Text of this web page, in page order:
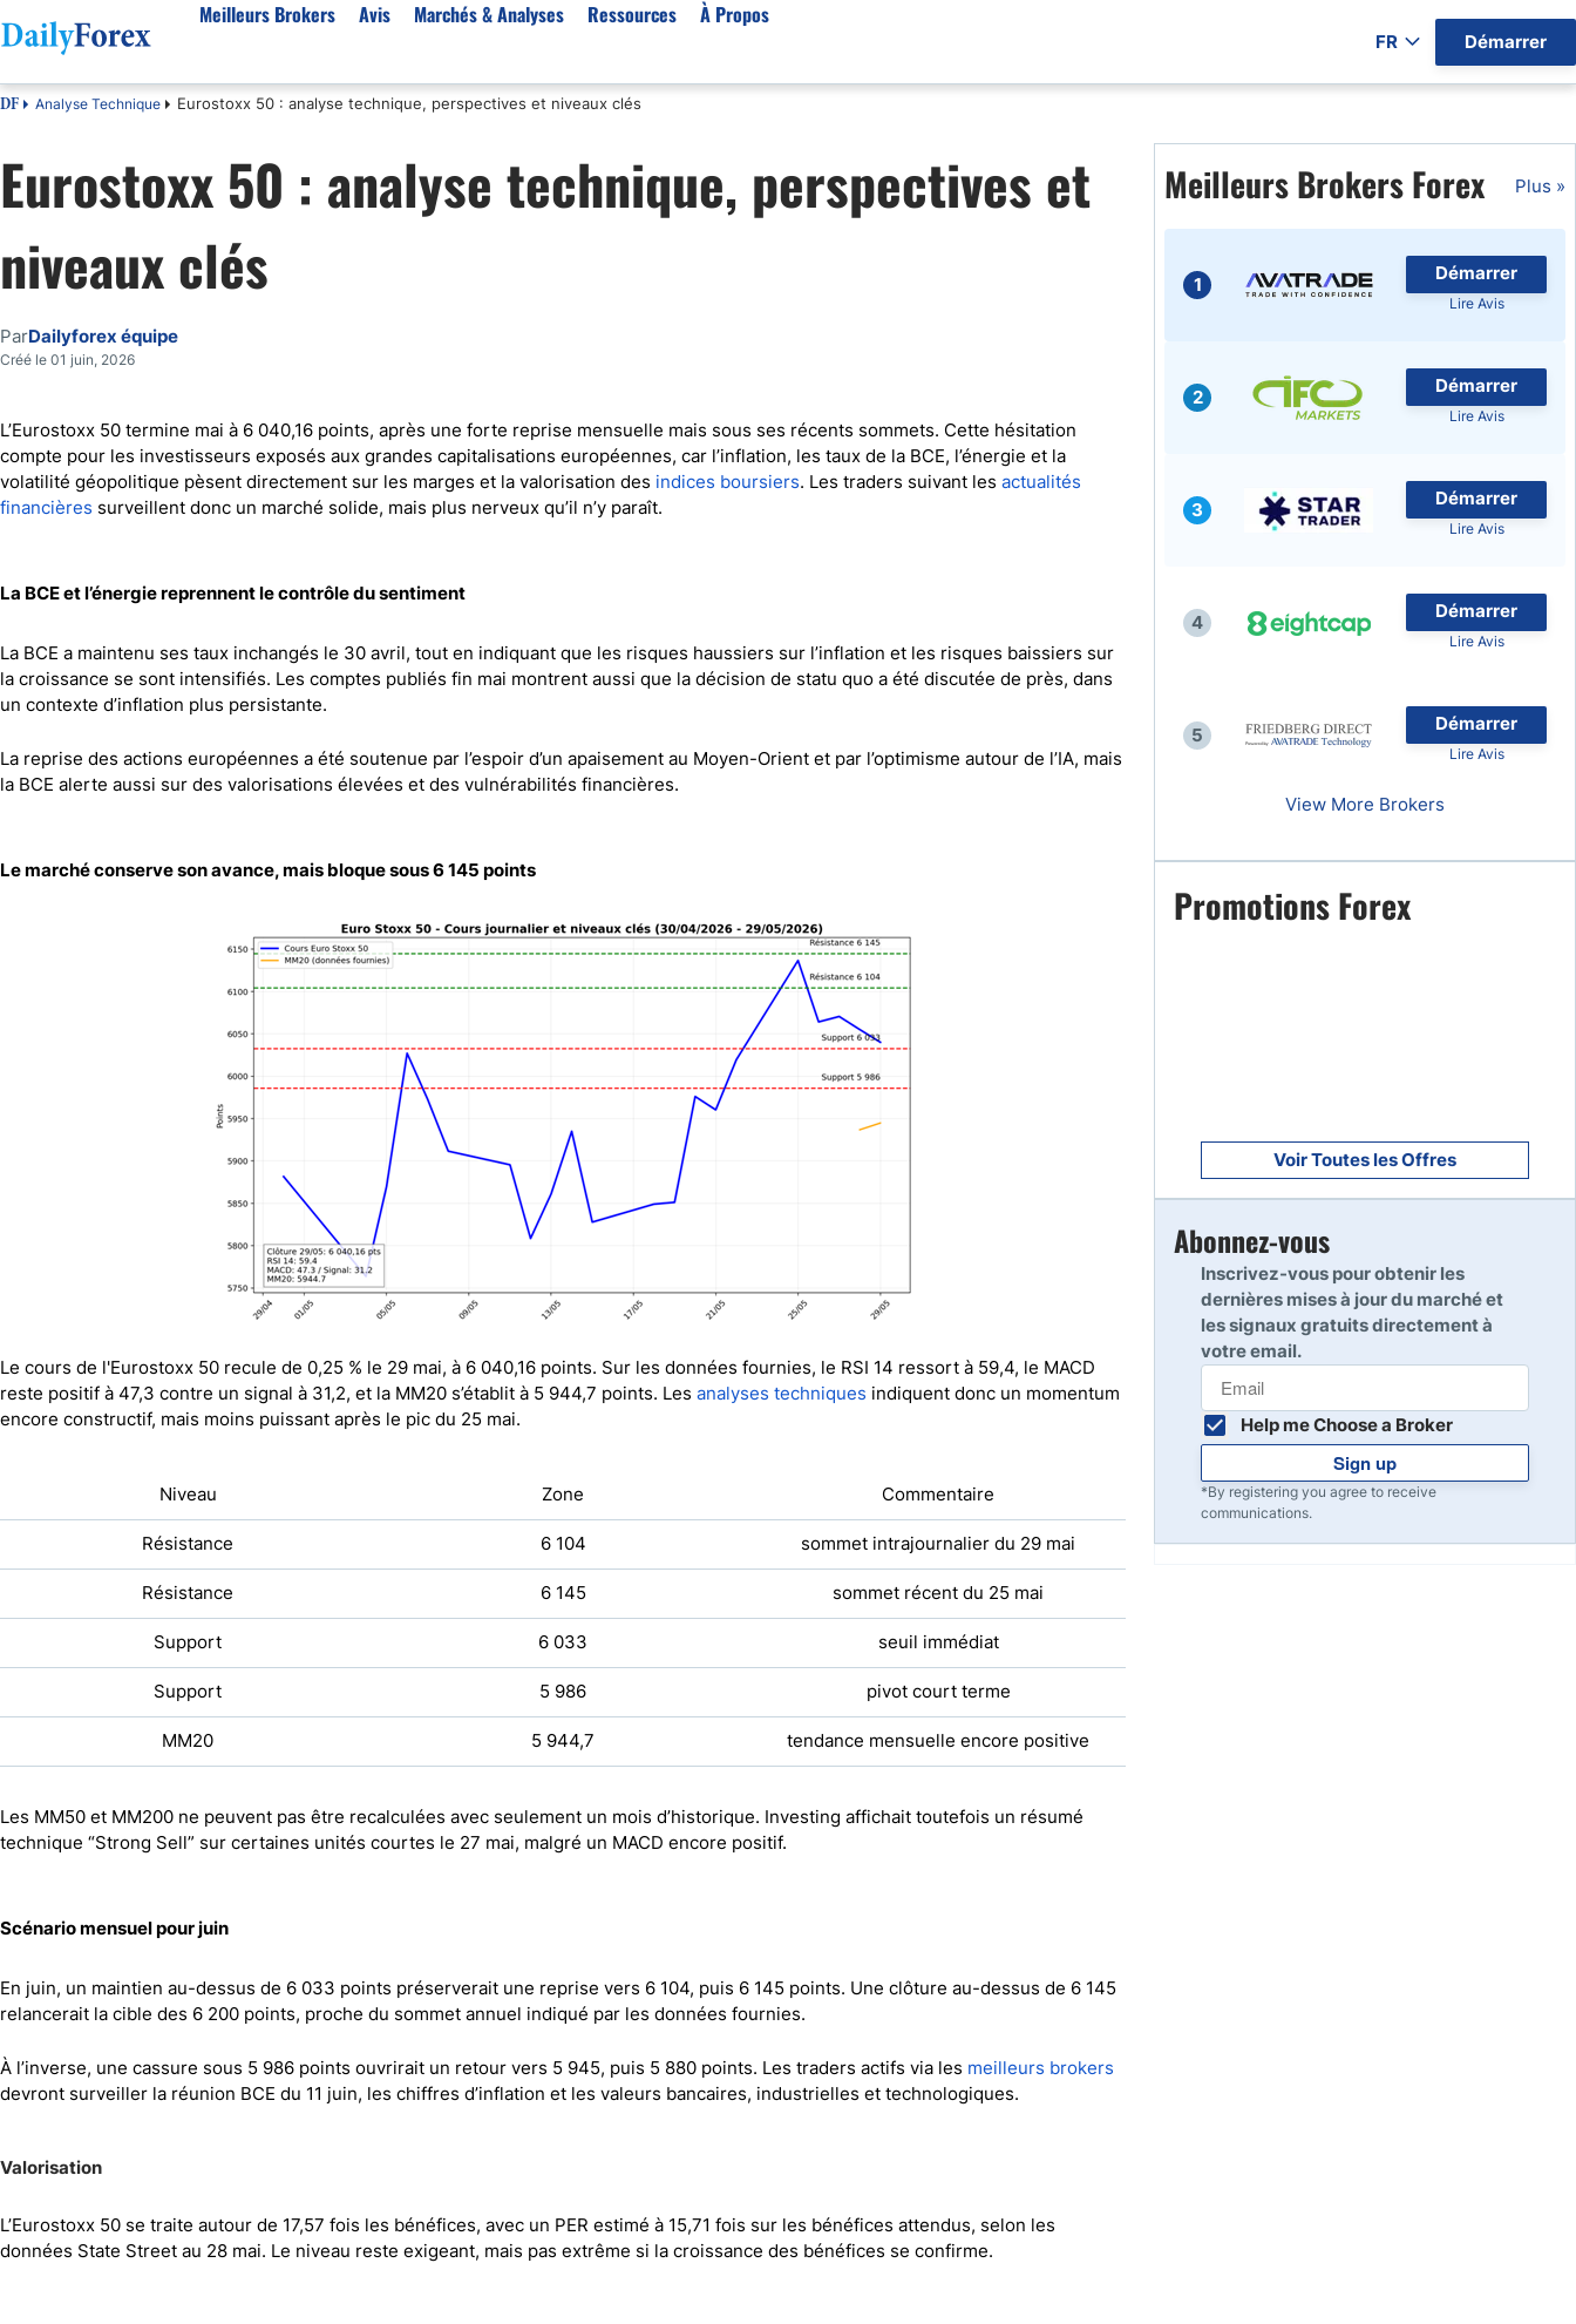
Meilleurs Brokers
Meilleurs brokers en France
Algérie
Côte d'Ivoire
Burkina Faso
Belgique
Tunisie
Suisse
Or XAU/USD
Effet de levier
Trading du pétrole
Courtiers MT4
Courtiers crypto
Échange de crypto-monnaies
Avis
StarTrader
Fintana
BlackBull Markets
Vantage FX
Eightcap
IFC Markets
Marchés & Analyses
EUR-USD
EUR/DZD
Signaux de trading
Matières premières
CAC 40
NASDAQ 100
S&P 500
Ressources
Bonus
eBook Trading Gratuit
Articles sur le Forex
Réglementation
À Propos
À Propos de Nous
Pourquoi Nous Faire Confiance
Politique Editoriale
Score de Confiance
Notre Méthodologie
Démarrer
FR
DF Analyse Technique Eurostoxx 50 : analyse technique, perspectives et niveaux clés
Eurostoxx 50 : analyse technique, perspectives et
niveaux clés
ParDailyforex équipe
Créé le 01 juin, 2026
L’Eurostoxx 50 termine mai à 6 040,16 points, après une forte reprise mensuelle mais sous ses récents sommets. Cette hésitation
compte pour les investisseurs exposés aux grandes capitalisations européennes, car l’inflation, les taux de la BCE, l’énergie et la
volatilité géopolitique pèsent directement sur les marges et la valorisation des indices boursiers. Les traders suivant les actualités
financières surveillent donc un marché solide, mais plus nerveux qu’il n’y paraît.
La BCE et l’énergie reprennent le contrôle du sentiment
La BCE a maintenu ses taux inchangés le 30 avril, tout en indiquant que les risques haussiers sur l’inflation et les risques baissiers sur
la croissance se sont intensifiés. Les comptes publiés fin mai montrent aussi que la décision de statu quo a été discutée de près, dans
un contexte d’inflation plus persistante.
La reprise des actions européennes a été soutenue par l’espoir d’un apaisement au Moyen-Orient et par l’optimisme autour de l’IA, mais
la BCE alerte aussi sur des valorisations élevées et des vulnérabilités financières.
Le marché conserve son avance, mais bloque sous 6 145 points
Le cours de l'Eurostoxx 50 recule de 0,25 % le 29 mai, à 6 040,16 points. Sur les données fournies, le RSI 14 ressort à 59,4, le MACD
reste positif à 47,3 contre un signal à 31,2, et la MM20 s’établit à 5 944,7 points. Les analyses techniques indiquent donc un momentum
encore constructif, mais moins puissant après le pic du 25 mai.
Niveau Zone Commentaire
Résistance 6 104 sommet intrajournalier du 29 mai
Résistance 6 145 sommet récent du 25 mai
Support 6 033 seuil immédiat
Support 5 986 pivot court terme
MM20 5 944,7 tendance mensuelle encore positive
Les MM50 et MM200 ne peuvent pas être recalculées avec seulement un mois d’historique. Investing affichait toutefois un résumé
technique “Strong Sell” sur certaines unités courtes le 27 mai, malgré un MACD encore positif.
Scénario mensuel pour juin
En juin, un maintien au-dessus de 6 033 points préserverait une reprise vers 6 104, puis 6 145 points. Une clôture au-dessus de 6 145
relancerait la cible des 6 200 points, proche du sommet annuel indiqué par les données fournies.
À l’inverse, une cassure sous 5 986 points ouvrirait un retour vers 5 945, puis 5 880 points. Les traders actifs via les meilleurs brokers
devront surveiller la réunion BCE du 11 juin, les chiffres d’inflation et les valeurs bancaires, industrielles et technologiques.
Valorisation
L’Eurostoxx 50 se traite autour de 17,57 fois les bénéfices, avec un PER estimé à 15,71 fois sur les bénéfices attendus, selon les
données State Street au 28 mai. Le niveau reste exigeant, mais pas extrême si la croissance des bénéfices se confirme.
Meilleurs Brokers Forex Plus »
1
Démarrer
Lire Avis
2
Démarrer
Lire Avis
3
Démarrer
Lire Avis
4
Démarrer
Lire Avis
5
Démarrer
Lire Avis
View More Brokers
Promotions Forex
Voir Toutes les Offres
Abonnez-vous
Inscrivez-vous pour obtenir les
dernières mises à jour du marché et
les signaux gratuits directement à
votre email.
Help me Choose a Broker
Sign up
*By registering you agree to receive
communications.